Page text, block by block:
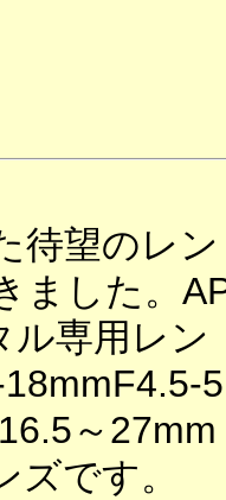
待望のレン
ました。
ル専用レン
～27mm
です。